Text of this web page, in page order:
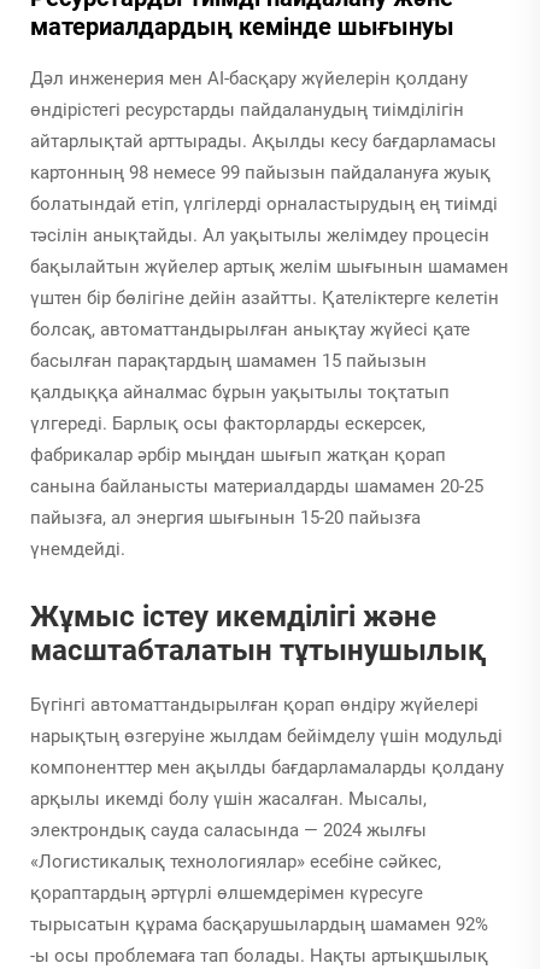
материалдардың кемінде шығынуы
Дәл инженерия мен AI-басқару жүйелерін қолдану
өндірістегі ресурстарды пайдаланудың тиімділігін
айтарлықтай арттырады. Ақылды кесу бағдарламасы
картонның 98 немесе 99 пайызын пайдалануға жуық
болатындай етіп, үлгілерді орналастырудың ең тиімді
тәсілін анықтайды. Ал уақытылы желімдеу процесін
бақылайтын жүйелер артық желім шығынын шамамен
үштен бір бөлігіне дейін азайтты. Қателіктерге келетін
болсақ, автоматтандырылған анықтау жүйесі қате
басылған парақтардың шамамен 15 пайызын
қалдыққа айналмас бұрын уақытылы тоқтатып
үлгереді. Барлық осы факторларды ескерсек,
фабрикалар әрбір мыңдан шығып жатқан қорап
санына байланысты материалдарды шамамен 20-25
пайызға, ал энергия шығынын 15-20 пайызға
үнемдейді.
Жұмыс істеу икемділігі және
масштабталатын тұтынушылық
Бүгінгі автоматтандырылған қорап өндіру жүйелері
нарықтың өзгеруіне жылдам бейімделу үшін модульді
компоненттер мен ақылды бағдарламаларды қолдану
арқылы икемді болу үшін жасалған. Мысалы,
электрондық сауда саласында — 2024 жылғы
«Логистикалық технологиялар» есебіне сәйкес,
қораптардың әртүрлі өлшемдерімен күресуге
тырысатын құрама басқарушылардың шамамен 92%
-ы осы проблемаға тап болады. Нақты артықшылық